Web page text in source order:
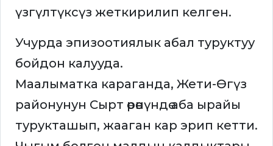
үзгүлтүксүз жеткирилип келген.
Учурда эпизоотиялык абал туруктуу
бойдон калууда.
Маалыматка караганда, Жети-Өгүз
районунун Сырт өрөөнүндө аба ырайы
турукташып, жааган кар эрип кетти.